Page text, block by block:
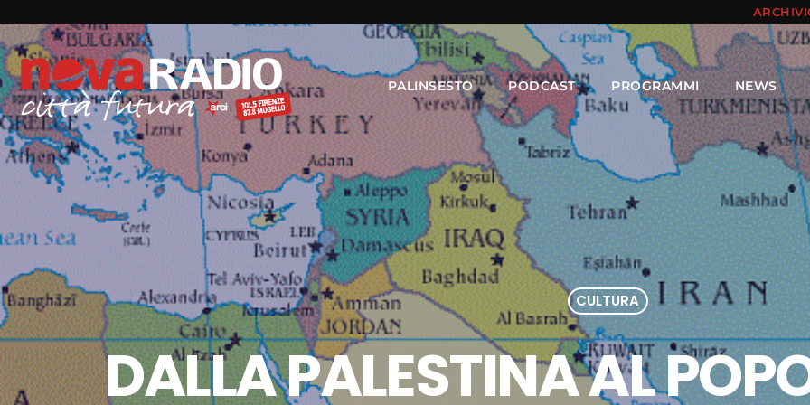
PALINSESTO PODCAST PROGRAMMI NEWS
CULTURA
DALLA PALESTINA AL